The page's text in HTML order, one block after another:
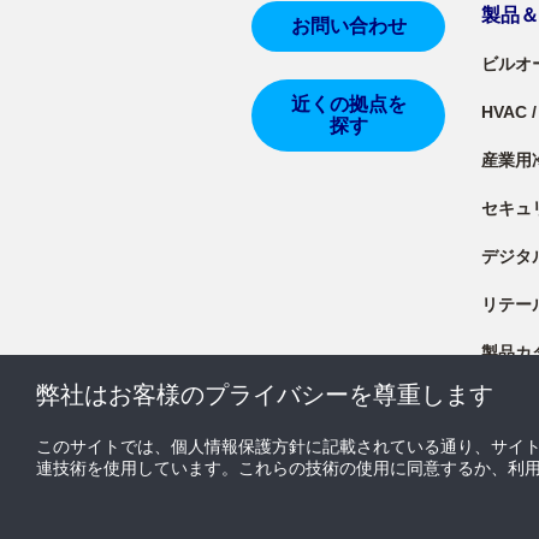
お問い合わせ
近くの拠点を
探す
製品
ビルオ
HVAC
産業用
セキュ
デジタ
リテー
製品カ
製品資
弊社はお客様のプライバシーを尊重します
このサイトでは、個人情報保護方針に記載されている通り、サ
連技術を使用しています。これらの技術の使用に同意するか、利